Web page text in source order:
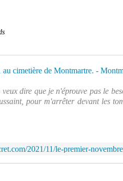
dire que je n'éprouve pas le
pour m'arrêter devant les